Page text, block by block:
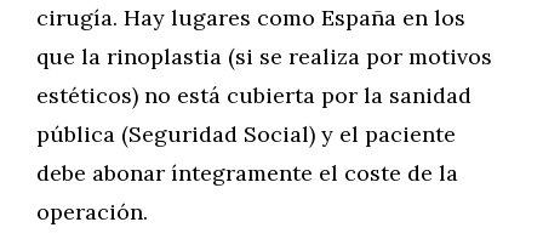
cirugía. Hay lugares como España en los
que la rinoplastia (si se realiza por motivos
estéticos) no está cubierta por la sanidad
pública (Seguridad Social) y el paciente
debe abonar íntegramente el coste de la
operación.